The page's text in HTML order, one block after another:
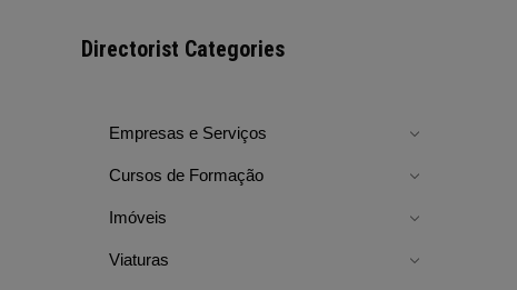
Directorist Categories
Empresas e Serviços
Cursos de Formação
Imóveis
Viaturas